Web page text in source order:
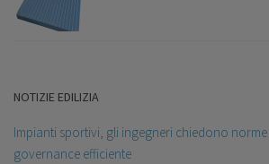
NOTIZIE EDILIZIA
Impianti sportivi, gli ingegneri chiedono
governance efficiente